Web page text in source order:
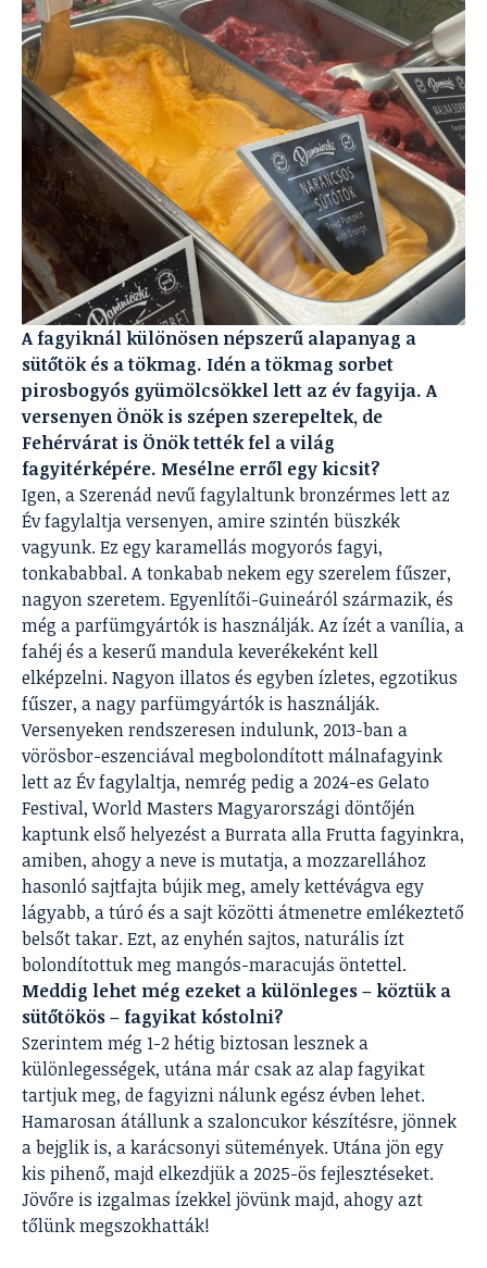
A fagyiknál különösen népszerű alapanyag a
sütőtök és a tökmag. Idén a tökmag sorbet
pirosbogyós gyümölcsökkel lett az év fagyija. A
versenyen Önök is szépen szerepeltek, de
Fehérvárat is Önök tették fel a világ
fagyitérképére. Mesélne erről egy kicsit?
Igen, a Szerenád nevű fagylaltunk bronzérmes lett az
Év fagylaltja versenyen, amire szintén büszkék
vagyunk. Ez egy karamellás mogyorós fagyi,
tonkababbal. A tonkabab nekem egy szerelem fűszer,
nagyon szeretem. Egyenlítői-Guineáról származik, és
még a parfümgyártók is használják. Az ízét a vanília, a
fahéj és a keserű mandula keverékeként kell
elképzelni. Nagyon illatos és egyben ízletes, egzotikus
fűszer, a nagy parfümgyártók is használják.
Versenyeken rendszeresen indulunk, 2013-ban a
vörösbor-eszenciával megbolondított málnafagyink
lett az Év fagylaltja, nemrég pedig a 2024-es Gelato
Festival, World Masters Magyarországi döntőjén
kaptunk első helyezést a Burrata alla Frutta fagyinkra,
amiben, ahogy a neve is mutatja, a mozzarellához
hasonló sajtfajta bújik meg, amely kettévágva egy
lágyabb, a túró és a sajt közötti átmenetre emlékeztető
belsőt takar. Ezt, az enyhén sajtos, naturális ízt
bolondítottuk meg mangós-maracujás öntettel.
Meddig lehet még ezeket a különleges – köztük a
sütőtökös – fagyikat kóstolni?
Szerintem még 1-2 hétig biztosan lesznek a
különlegességek, utána már csak az alap fagyikat
tartjuk meg, de fagyizni nálunk egész évben lehet.
Hamarosan átállunk a szaloncukor készítésre, jönnek
a bejglik is, a karácsonyi sütemények. Utána jön egy
kis pihenő, majd elkezdjük a 2025-ös fejlesztéseket.
Jövőre is izgalmas ízekkel jövünk majd, ahogy azt
tőlünk megszokhatták!